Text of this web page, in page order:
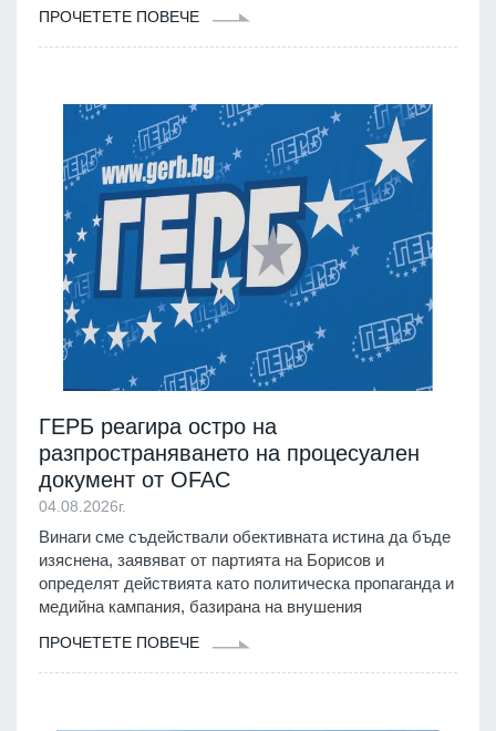
ПРОЧЕТЕТЕ ПОВЕЧЕ
ГЕРБ реагира остро на
разпространяването на процесуален
документ от OFAC
04.08.2026г.
Винаги сме съдействали обективната истина да бъде
изяснена, заявяват от партията на Борисов и
определят действията като политическа пропаганда и
медийна кампания, базирана на внушения
ПРОЧЕТЕТЕ ПОВЕЧЕ